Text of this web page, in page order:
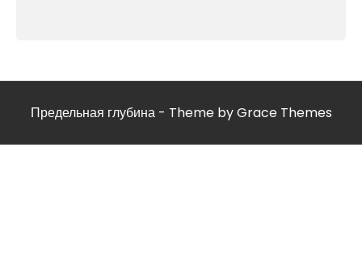
Предельная глубина - Theme by Grace Themes